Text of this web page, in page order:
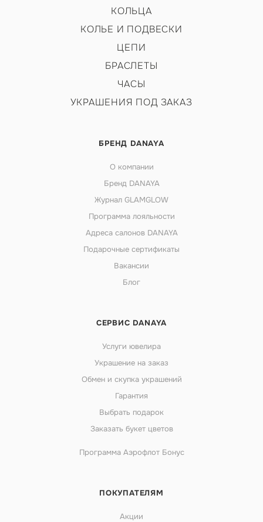
КОЛЬЦА
КОЛЬЕ И ПОДВЕСКИ
ЦЕПИ
БРАСЛЕТЫ
ЧАСЫ
УКРАШЕНИЯ ПОД ЗАКАЗ
БРЕНД DANAYA
О компании
Бренд DANAYA
Журнал GLAMGLOW
Программа лояльности
Адреса салонов DANAYA
Подарочные сертификаты
Вакансии
Блог
СЕРВИС DANAYA
Услуги ювелира
Украшение на заказ
Обмен и скупка украшений
Гарантия
Выбрать подарок
Заказать букет цветов
Программа Аэрофлот Бонус
ПОКУПАТЕЛЯМ
Акции